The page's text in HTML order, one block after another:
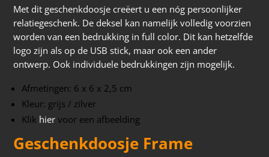
Met dit geschenkdoosje creëert u een nóg persoonlijker
relatiegeschenk. De deksel kan namelijk volledig voorzien
worden van een bedrukking in full color. Dit kan hetzelfde
logo zijn als op de USB stick, maar ook een ander
ontwerp. Ook individuele bedrukkingen zijn mogelijk.
Afmetingen: 6 x 6 x 2,5 cm
Kleur: grijs / zilver
Klik hier voor een afbeelding
Geschenkdoosje Frame